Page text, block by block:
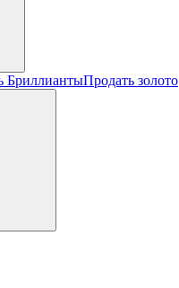
БриллиантыПродать золото